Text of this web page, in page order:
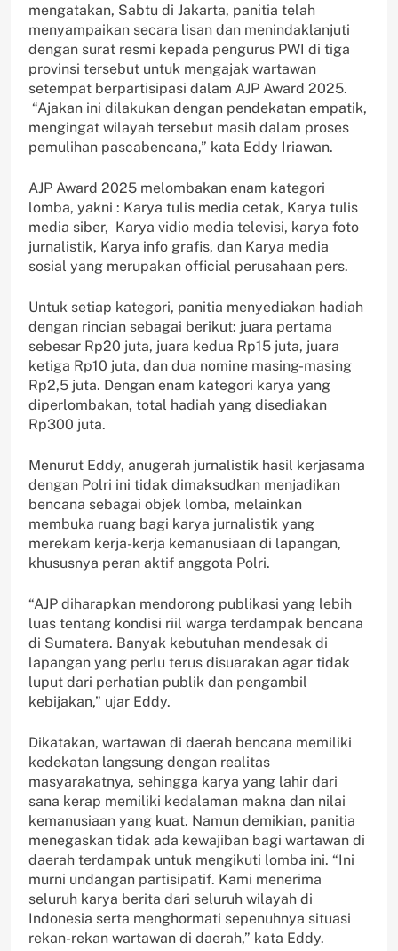
mengatakan, Sabtu di Jakarta, panitia telah
menyampaikan secara lisan dan menindaklanjuti
dengan surat resmi kepada pengurus PWI di tiga
provinsi tersebut untuk mengajak wartawan
setempat berpartisipasi dalam AJP Award 2025.
“Ajakan ini dilakukan dengan pendekatan empatik,
mengingat wilayah tersebut masih dalam proses
pemulihan pascabencana,” kata Eddy Iriawan.
AJP Award 2025 melombakan enam kategori
lomba, yakni : Karya tulis media cetak, Karya tulis
media siber, Karya vidio media televisi, karya foto
jurnalistik, Karya info grafis, dan Karya media
sosial yang merupakan official perusahaan pers.
Untuk setiap kategori, panitia menyediakan hadiah
dengan rincian sebagai berikut: juara pertama
sebesar Rp20 juta, juara kedua Rp15 juta, juara
ketiga Rp10 juta, dan dua nomine masing-masing
Rp2,5 juta. Dengan enam kategori karya yang
diperlombakan, total hadiah yang disediakan
Rp300 juta.
Menurut Eddy, anugerah jurnalistik hasil kerjasama
dengan Polri ini tidak dimaksudkan menjadikan
bencana sebagai objek lomba, melainkan
membuka ruang bagi karya jurnalistik yang
merekam kerja-kerja kemanusiaan di lapangan,
khususnya peran aktif anggota Polri.
“AJP diharapkan mendorong publikasi yang lebih
luas tentang kondisi riil warga terdampak bencana
di Sumatera. Banyak kebutuhan mendesak di
lapangan yang perlu terus disuarakan agar tidak
luput dari perhatian publik dan pengambil
kebijakan,” ujar Eddy.
Dikatakan, wartawan di daerah bencana memiliki
kedekatan langsung dengan realitas
masyarakatnya, sehingga karya yang lahir dari
sana kerap memiliki kedalaman makna dan nilai
kemanusiaan yang kuat. Namun demikian, panitia
menegaskan tidak ada kewajiban bagi wartawan di
daerah terdampak untuk mengikuti lomba ini. “Ini
murni undangan partisipatif. Kami menerima
seluruh karya berita dari seluruh wilayah di
Indonesia serta menghormati sepenuhnya situasi
rekan-rekan wartawan di daerah,” kata Eddy.